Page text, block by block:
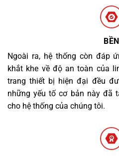
BỀN
Ngoài ra, hệ thống còn đáp
khắt khe về độ an toàn của
trang thiết bị hiện đại đều
những yếu tố cơ bản này đã
cho hệ thống của chúng tôi.